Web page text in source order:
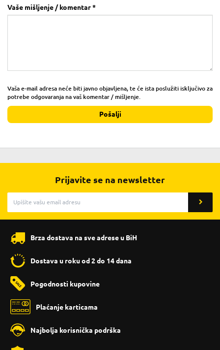
Vaše mišljenje / komentar *
Vaša e-mail adresa neće biti javno objavljena, te će ista poslužiti isključivo za
potrebe odgovaranja na vaš komentar / mišljenje.
Pošalji
Prijavite se na newsletter
Brza dostava na sve adrese u BiH
Dostava u roku od 2 do 14 dana
Pogodnosti kupovine
Plaćanje karticama
Najbolja korisnička podrška